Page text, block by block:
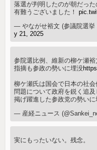
落選が判明したのが朝だった
有難うございました！
— やながせ裕文 (参議院選
y 21, 2025
参院選比例、維新の柳ケ瀬
指摘も参政の勢いに埋没
柳ケ瀬氏は国会で日本の社
問題について政府を鋭く追
掲げ躍進した参政党の勢い
— 産経ニュース
実にもったいない。残念。